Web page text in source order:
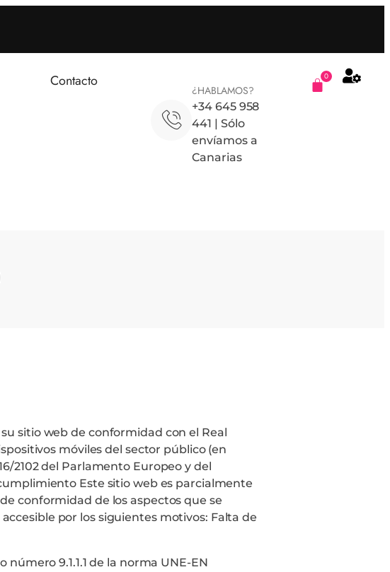
Contacto
¿HABLAMOS?
+34 645 958
441 | Sólo
envíamos a
Canarias
0
sitio web de conformidad con el Real
móviles del sector público (en
2102 del Parlamento Europeo y del
Este sitio web es parcialmente
conformidad de los aspectos que se
por los siguientes motivos: Falta de
9.1.1.1 de la norma UNE-EN